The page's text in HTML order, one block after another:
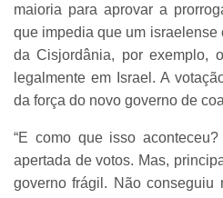
maioria para aprovar a
que impedia que um israelense
da Cisjordânia, por exemplo,
legalmente em Israel. A
da força do novo governo de
“E como que isso
apertada de votos. Mas,
governo frágil. Não conseguiu